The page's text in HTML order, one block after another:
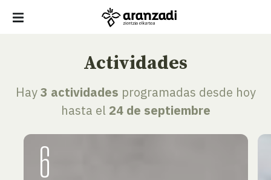
Actividades
Hay3 actividades programadas desde hoy
hasta el 24 de septiembre
6